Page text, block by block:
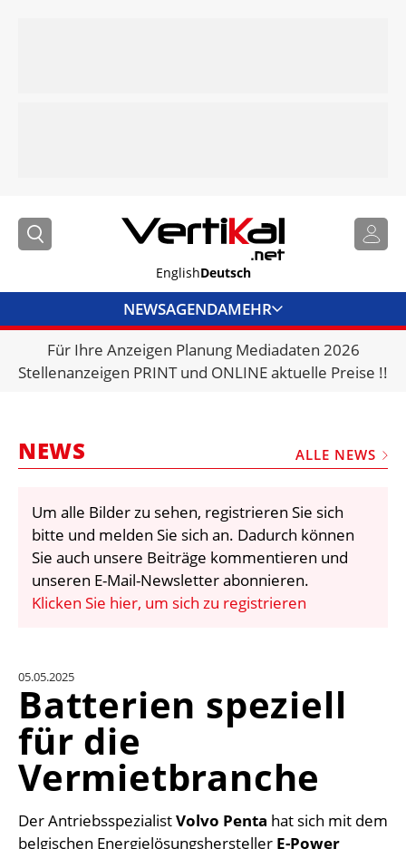
EnglishDeutsch
NEWSAGENDAMEHR
BRANCHENLINKS
VERMIETER
VIDEOS
BIBLIOTHEK
KRAN & BÜHNE
EINHEITENKONVERTER
KONTAKT
Für Ihre Anzeigen Planung Mediadaten 2026
Stellenanzeigen PRINT und ONLINE aktuelle Preise !!
NEWS ALLE NEWS
Um alle Bilder zu sehen, registrieren Sie sich
bitte und melden Sie sich an. Dadurch können
Sie auch unsere Beiträge kommentieren und
unseren E-Mail-Newsletter abonnieren.
Klicken Sie hier, um sich zu registrieren
05.05.2025
Batterien speziell
für die
Vermietbranche
Der AntriebsspezialistVolvo Penta hat sich mit dem
belgischen Energielösungshersteller E-Power